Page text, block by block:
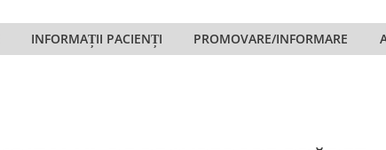
INFORMAȚII PACIENȚI PROMOVARE/INFORMARE